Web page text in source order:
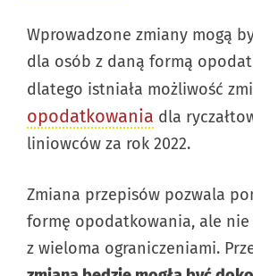
Wprowadzone zmiany mogą
dla osób z daną formą
dlatego istniała możliwość
opodatkowania dla
liniowców za rok 2022.
Zmiana przepisów pozwala
formę opodatkowania, ale nie
z wieloma ograniczeniami.